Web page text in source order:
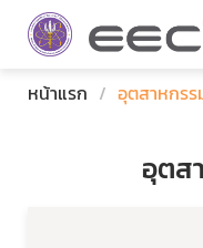
หน้าแรก / อุตสาหกรร
อุตส